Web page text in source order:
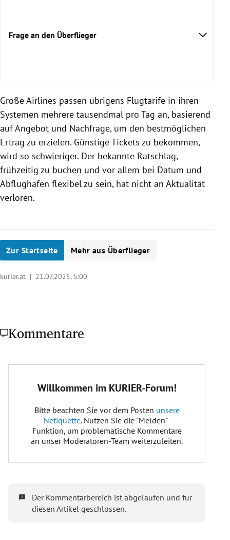
Frage an den Überflieger
Große Airlines passen übrigens Flugtarife in ihren
Systemen mehrere tausendmal pro Tag an, basierend
auf Angebot und Nachfrage, um den bestmöglichen
Ertrag zu erzielen. Günstige Tickets zu bekommen,
wird so schwieriger. Der bekannte Ratschlag,
frühzeitig zu buchen und vor allem bei Datum und
Abflughafen flexibel zu sein, hat nicht an Aktualität
verloren.
Zur Startseite Mehr aus Überflieger
kurier.at | 21.07.2025, 5:00
Kommentare